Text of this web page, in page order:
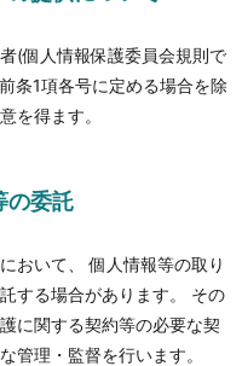
(個人情報保護委員会規則で
条1項各号に定める場合を除
を得ます。
の委託
おいて、 個人情報等の取り
する場合があります。 その
に関する契約等の必要な契
管理・監督を行います。